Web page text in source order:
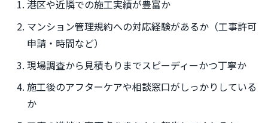
港区や近隣での施工実績が豊富か
マンション管理規約への対応経験があるか（工事許可
申請・時間など）
現場調査から見積もりまでスピーディーかつ丁寧か
施工後のアフターケアや相談窓口がしっかりしている
か